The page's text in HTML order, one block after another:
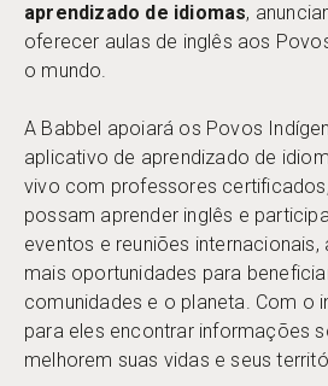
aprendizado de idiomas,
oferecer aulas de inglês aos
o mundo.
A Babbel apoiará os Povos
aplicativo de aprendizado de
vivo com professores
possam aprender inglês e
eventos e reuniões
mais oportunidades para
comunidades e o planeta. Com o
para eles encontrar informações
melhorem suas vidas e seus